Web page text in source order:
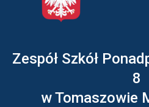
Zespół Szkół
8
w Tomaszowie